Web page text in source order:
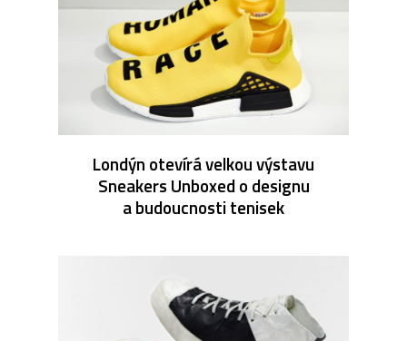
Londýn otevírá velkou výstavu
Sneakers Unboxed o designu
a budoucnosti tenisek